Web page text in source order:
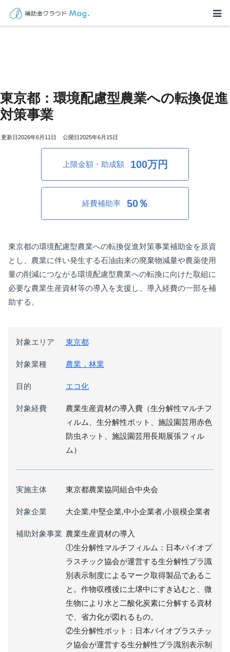
東京都：環境配慮型農業への転換促進
対策事業
2026年6月11日 2025年6月15日
上限金額・助成額 100万円
経費補助率 50％
東京都の環境配慮型農業への転換促進対策事業補助金を原資
とし、農業に伴い発生する石油由来の廃棄物減量や農薬使用
量の削減につながる環境配慮型農業への転換に向けた取組に
必要な農業生産資材等の導入を支援し、導入経費の一部を補
助する。
対象エリア 東京都
対象業種 農業，林業
目的 エコ化
対象経費
農業生産資材の導入費（生分解性マルチフ
ィルム、生分解性ポット、施設園芸用赤色
防虫ネット、施設園芸用長期展張フィル
ム）
実施主体 東京都農業協同組合中央会
対象企業 大企業,中堅企業,中小企業者,小規模企業者
補助対象事業 農業生産資材の導入
①生分解性マルチフィルム：日本バイオプ
ラスチック協会が運営する生分解性プラ識
別表示制度によるマーク取得製品であるこ
と。作物収穫後に土壌中にすき込むと、微
生物により水と二酸化炭素に分解する資材
で、省力化が図れるもの。
②生分解性ポット：日本バイオプラスチッ
ク協会が運営する生分解性プラ識別表示制